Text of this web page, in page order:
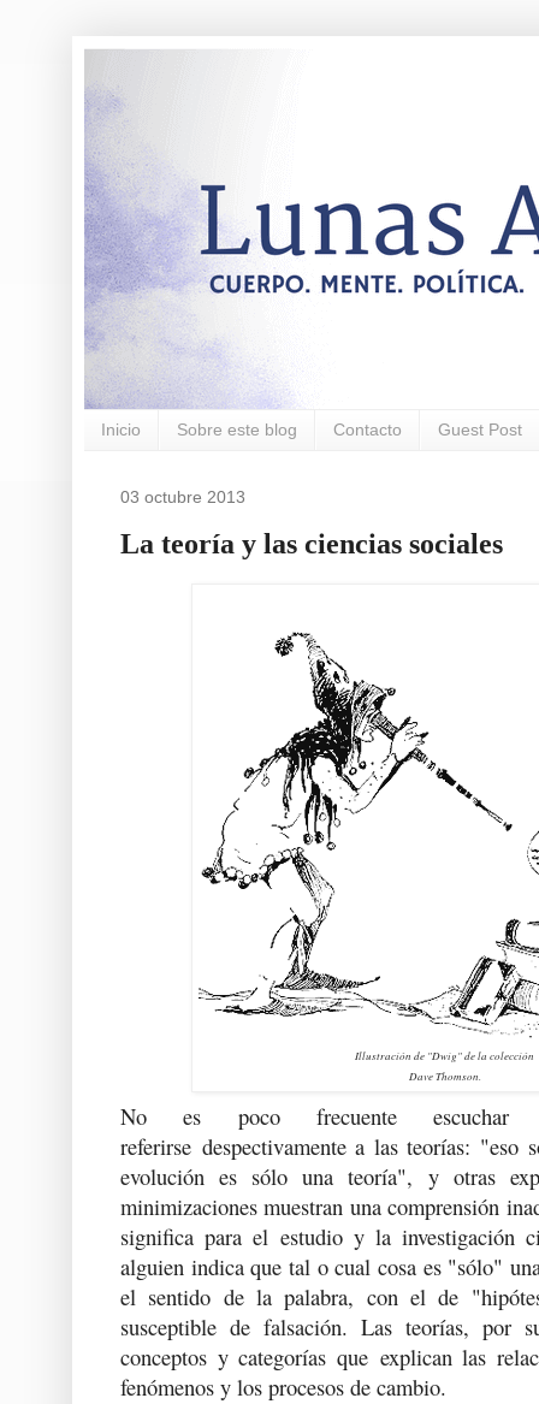
Inicio Sobre este blog Contacto Guest Post
03 octubre 2013
La teoría y las ciencias sociales
Illustración de "Dwig" de la colección
Dave Thomson.
No es poco frecuente escuchar
referirse despectivamente a las teorías: "eso
evolución es sólo una teoría", y otras
minimizaciones muestran una comprensión
significa para el estudio y la investigación
alguien indica que tal o cual cosa es "sólo"
el sentido de la palabra, con el de
susceptible de falsación. Las teorías, por
conceptos y categorías que explican las
fenómenos y los procesos de cambio.